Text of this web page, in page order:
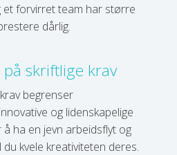
forvirret team har større
dårlig.
skriftlige krav
begrenser
og lidenskapelige
ha en jevn arbeidsflyt og
kvele kreativiteten deres.